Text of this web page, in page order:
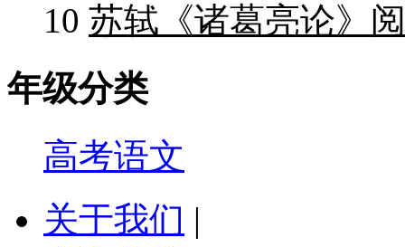
10 苏轼《诸葛亮论》
年级分类
高考语文
关于我们 |